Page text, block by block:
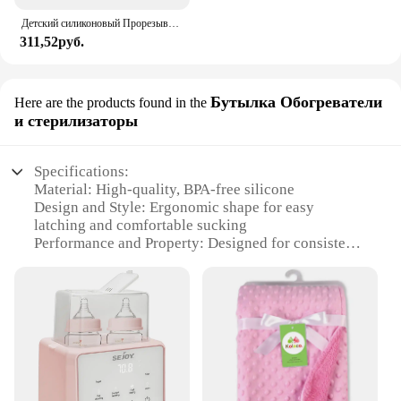
Детский силиконовый Прорезыватель для зубов с мультяшными животными, не содержит Бисфенол А, грызунки, ожерелье для прорезывания зубов, детские жевательные игрушки
311,52руб.
Here are the products found in the Бутылка Обогреватели
и стерилизаторы
Specifications:
Material: High-quality, BPA-free silicone
Design and Style: Ergonomic shape for easy
latching and comfortable sucking
Performance and Property: Designed for consistent
Typical Adaptive Scenario: Suitable for newborns to
toddlers
Shape or Size or Weight or Quantity: Available in
multiple sizes to accommodate different stages of
growth
Parts and Accessories: Includes a variety of nipple
flow rates to match your baby's needs